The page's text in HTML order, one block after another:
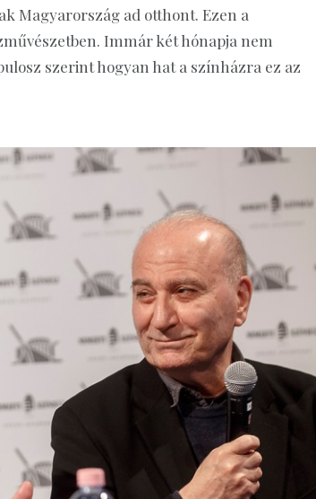
Magyarország ad otthont. Ezen a
Immár két hónapja nem
szerint hogyan hat a színházra ez az